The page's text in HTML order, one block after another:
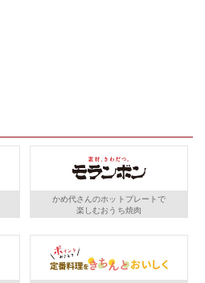
かめ代さんのホットプレートで
楽しむおうち焼肉